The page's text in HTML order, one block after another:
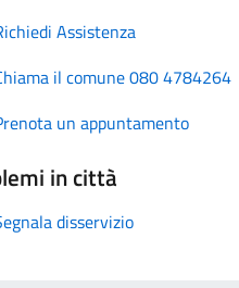
Assistenza
il comune 080 4784264
un appuntamento
in città
disservizio